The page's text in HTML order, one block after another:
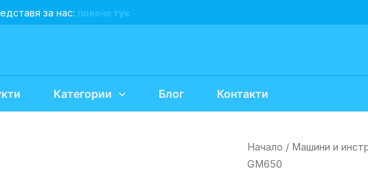
за нас: повече тук
Категории Блог Контакти
Начало / Машини и
GM650
количество
за